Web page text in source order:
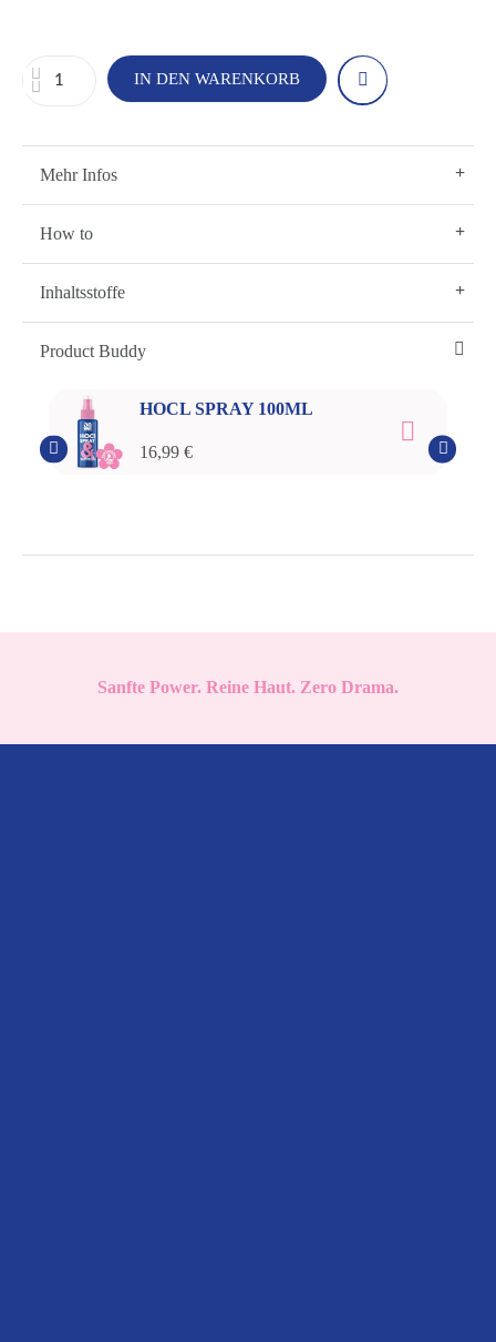
IN DEN WARENKORB
Mehr Infos
How to
Inhaltsstoffe
Product Buddy
HOCL SPRAY 100ML
16,99 €
Sanfte Power. Reine Haut. Zero Drama.